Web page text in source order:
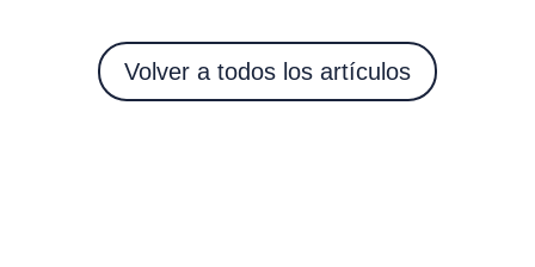
Volver a todos los artículos